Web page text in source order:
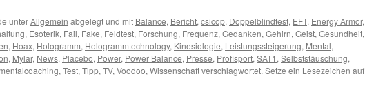
unterAllgemein abgelegt und mit Balance, Bericht, csicop, Doppelblindtest, EFT, Energy Armor,
, Esoterik, Fail, Fake, Feldtest, Forschung, Frequenz, Gedanken, Gehirn, Geist, Gesundheit,
, Hoax, Hologramm, Hologrammtechnology, Kinesiologie, Leistungssteigerung, Mental,
, Mylar, News, Placebo, Power, Power Balance, Presse, Profisport, SAT1 , Selbststäuschung,
, Test, Tipp, TV, Voodoo, Wissenschaftverschlagwortet. Setze ein Lesezeichen auf